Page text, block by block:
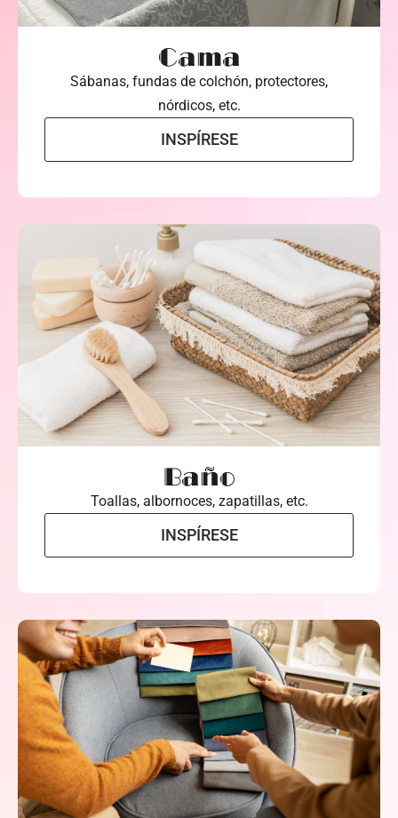
Cama
Sábanas, fundas de colchón, protectores,
nórdicos, etc.
INSPÍRESE
Baño
Toallas, albornoces, zapatillas, etc.
INSPÍRESE